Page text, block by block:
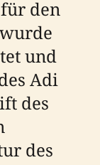
den
und
Adi
des
des